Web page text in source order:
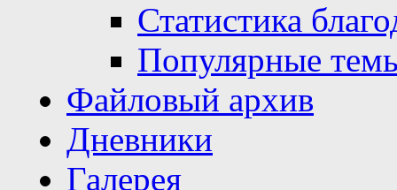
Статистика
Популярные
Файловый архив
Дневники
Галерея